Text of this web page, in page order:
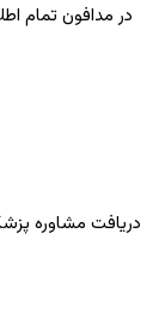
در مدافون تمام
دریافت مشاوره